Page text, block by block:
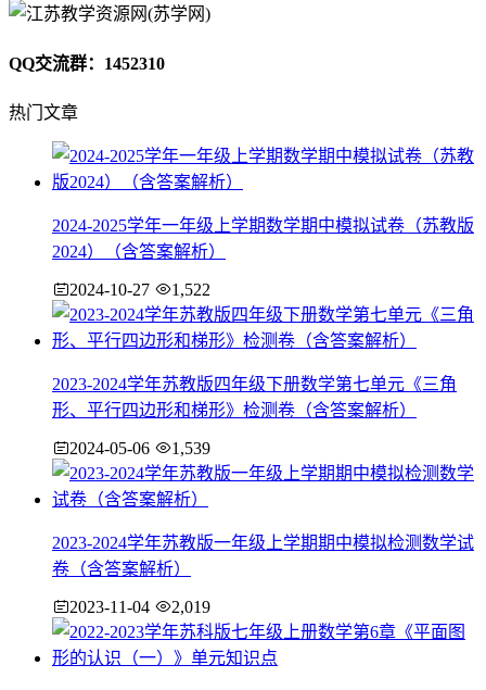
QQ交流群：1452310
热门文章
2024-2025学年一年级上学期数学期中模拟试卷（苏教版
2024）（含答案解析）
2024-10-27 1,522
2023-2024学年苏教版四年级下册数学第七单元《三角
形、平行四边形和梯形》检测卷（含答案解析）
2024-05-06 1,539
2023-2024学年苏教版一年级上学期期中模拟检测数学试
卷（含答案解析）
2023-11-04 2,019